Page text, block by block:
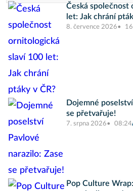
Česká společnost
let: Jak chrání
8. července 2026
Dojemné
se přetvařuje!
7. srpna 2026 08:24
Pop Culture